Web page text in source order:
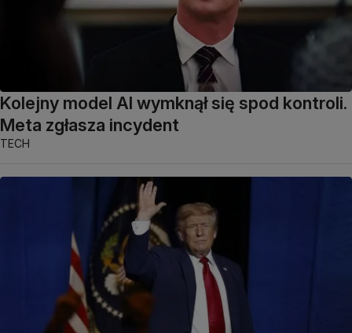
Kolejny model AI wymknął się spod kontroli.
Meta zgłasza incydent
TECH